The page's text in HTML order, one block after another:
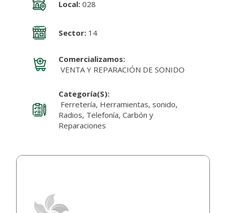
Local:028
Sector:14
Comercializamos:
VENTA Y REPARACIÓN DE SONIDO
Categoría(s):
Ferretería, Herramientas, sonido,
Radios, Telefonía, Carbón y
Reparaciones